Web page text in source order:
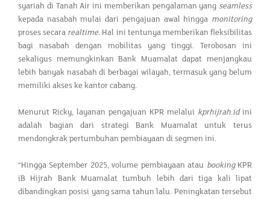
syariah di Tanah Air ini memberikan pengalaman yang seamless
kepada nasabah mulai dari pengajuan awal hingga monitoring
proses secara realtime. Hal ini tentunya memberikan fleksibilitas
bagi nasabah dengan mobilitas yang tinggi. Terobosan ini
sekaligus memungkinkan Bank Muamalat dapat menjangkau
lebih banyak nasabah di berbagai wilayah, termasuk yang belum
memiliki akses ke kantor cabang.
Menurut Ricky, layanan pengajuan KPR melalui kprhijrah.idini
adalah bagian dari strategi Bank Muamalat untuk terus
mendongkrak pertumbuhan pembiayaan di segmen ini.
“Hingga September 2025, volume pembiayaan atau bookingKPR
iB Hijrah Bank Muamalat tumbuh lebih dari tiga kali lipat
dibandingkan posisi yang sama tahun lalu. Peningkatan tersebut